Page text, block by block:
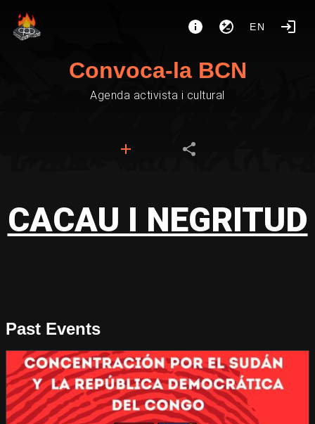
EN
Convoca-la BCN
Agenda activista i cultural
CACAU I NEGRITUD
Past Events